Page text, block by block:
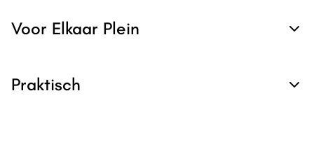
Voor Elkaar Plein
Praktisch